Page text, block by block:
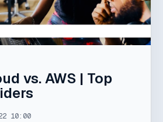
vs. AWS | Top
10:00